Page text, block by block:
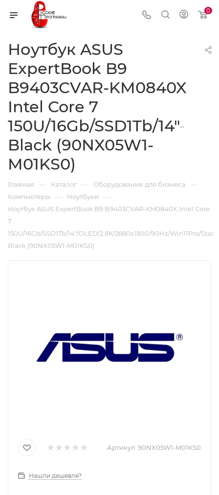
0
Ноутбук ASUS
ExpertBook B9
B9403CVAR-KM0840X
Intel Core 7
150U/16Gb/SSD1Tb/14"/
Black (90NX05W1-
M01KS0)
Главная — Каталог — Оборудование для бизнеса —
Компьютеры — Ноутбуки —
Ноутбук ASUS ExpertBook B9 B9403CVAR-KM0840X Intel Core
7
150U/16Gb/SSD1Tb/14"/OLED/2.8K/2880x1800/90Hz/Win11Pro/Star
Black (90NX05W1-M01KS0)
Артикул: 90NX05W1-M01KS0
Нашли дешевле?